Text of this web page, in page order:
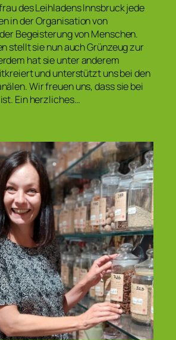
des Leihladens Innsbruck jede
in der Organisation von
Begeisterung von Menschen.
stellt sie nun auch Grünzeug zur
hat sie unter anderem
und unterstützt uns bei den
Wir freuen uns, dass sie bei
Ein herzliches…